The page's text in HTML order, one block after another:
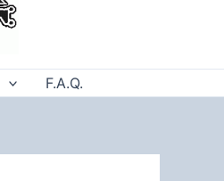
F.A.Q.